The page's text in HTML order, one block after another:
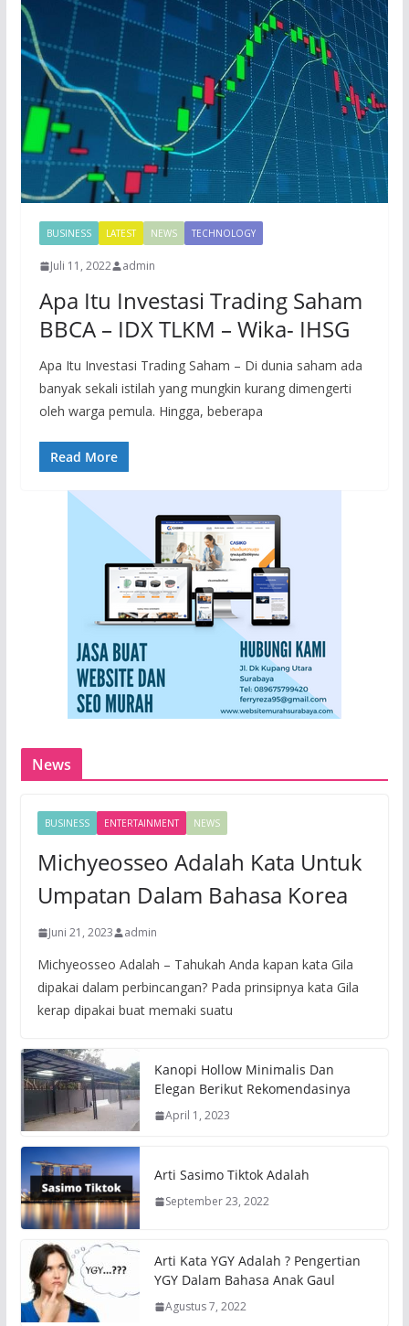
BUSINESS LATEST NEWS TECHNOLOGY
Juli 11, 2022 admin
Apa Itu Investasi Trading Saham
BBCA – IDX TLKM – Wika- IHSG
Apa Itu Investasi Trading Saham – Di dunia saham ada
banyak sekali istilah yang mungkin kurang dimengerti
oleh warga pemula. Hingga, beberapa
Read More
News
BUSINESS ENTERTAINMENT NEWS
Michyeosseo Adalah Kata Untuk
Umpatan Dalam Bahasa Korea
Juni 21, 2023 admin
Michyeosseo Adalah – Tahukah Anda kapan kata Gila
dipakai dalam perbincangan? Pada prinsipnya kata Gila
kerap dipakai buat memaki suatu
Kanopi Hollow Minimalis Dan
Elegan Berikut Rekomendasinya
April 1, 2023
Arti Sasimo Tiktok Adalah
September 23, 2022
Arti Kata YGY Adalah ? Pengertian
YGY Dalam Bahasa Anak Gaul
Agustus 7, 2022